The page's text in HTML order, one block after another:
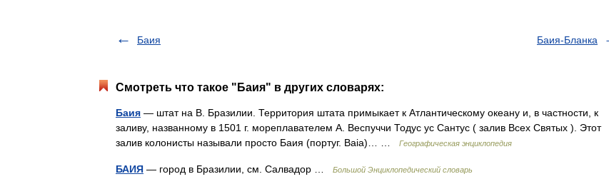
Баия Баия-Бланка
Смотреть что такое "Баия" в других словарях:
Баия — штат на В. Бразилии. Территория штата примыкает к Атлантическому океану и, в частности, к
заливу, названному в 1501 г. мореплавателем А. Веспуччи Тодус ус Сантус ( залив Всех Святых ). Этот
залив колонисты называли просто Баия (португ. Baia)… …
Географическая энциклопедия
БАИЯ — город в Бразилии, см. Салвадор … Большой Энциклопедический словарь